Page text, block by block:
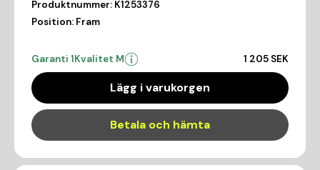
Produktnummer: K1253376
Position: Fram
Garanti 1Kvalitet M 1 205 SEK
Lägg i varukorgen
Betala och hämta